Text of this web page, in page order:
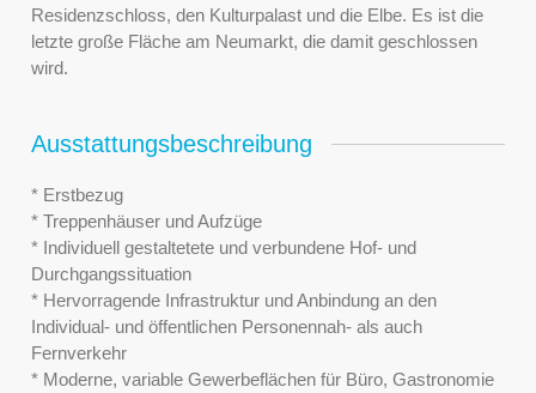
Residenzschloss, den Kulturpalast und die Elbe. Es ist die
letzte große Fläche am Neumarkt, die damit geschlossen
wird.
Ausstattungsbeschreibung
* Erstbezug
* Treppenhäuser und Aufzüge
* Individuell gestaltetete und verbundene Hof- und
Durchgangssituation
* Hervorragende Infrastruktur und Anbindung an den
Individual- und öffentlichen Personennah- als auch
Fernverkehr
* Moderne, variable Gewerbeflächen für Büro, Gastronomie